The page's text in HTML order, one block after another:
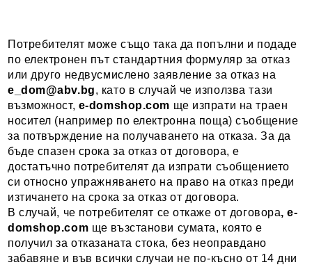
Потребителят може също така да попълни и подаде
по електронен път стандартния формуляр за отказ
или друго недвусмислено заявление за отказ на
e_dom@abv.bg, като в случай че използва тази
възможност, e-domshop.com ще изпрати на траен
носител (например по електронна поща) съобщение
за потвърждение на получаването на отказа. За да
бъде спазен срока за отказ от договора, е
достатъчно потребителят да изпрати съобщението
си относно упражняването на право на отказ преди
изтичането на срока за отказ от договора.
В случай, че потребителят се откаже от договора,e-
domshop.com ще възстанови сумата, която е
получил за отказаната стока, без неоправдано
забавяне и във всички случаи не по-късно от 14 дни